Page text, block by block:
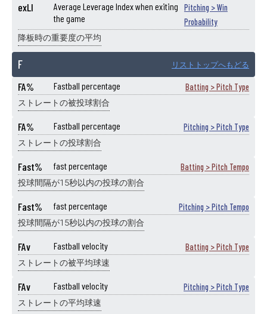
exLI
Average Leverage Index when exiting
the game
Pitching > Win
Probability
降板時の重要度の平均
F リストトップへもどる
FA% Fastball percentage Batting > Pitch Type
ストレートの被投球割合
FA% Fastball percentage Pitching > Pitch Type
ストレートの投球割合
Fast% fast percentage Batting > Pitch Tempo
投球間隔が15秒以内の投球の割合
Fast% fast percentage Pitching > Pitch Tempo
投球間隔が15秒以内の投球の割合
FAv Fastball velocity Batting > Pitch Type
ストレートの被平均球速
FAv Fastball velocity Pitching > Pitch Type
ストレートの平均球速